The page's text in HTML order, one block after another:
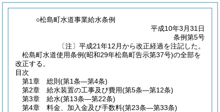
○松島町水道事業給水条例
平成10年3月31日
条例第5号
〔注〕平成21年12月から改正経過を注記した。
松島町水道使用条例(昭和29年松島町告示第37号)の全部を
改正する。
目次
第1章
総則 (第1条―第4条)
第2章
給水装置の工事及び費用(第5条―第12条)
第3章
給水(第13条―第22条)
第4章
料金、加入金及び手数料(第23条―第33条)